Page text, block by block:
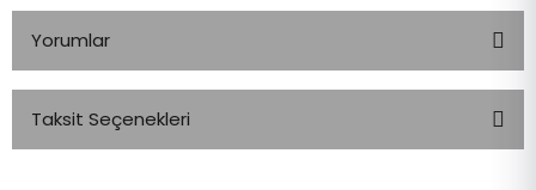
Yorumlar
Taksit Seçenekleri